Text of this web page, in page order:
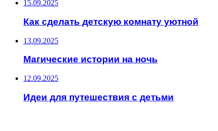
15.09.2025
Как сделать детскую комнату уютной
13.09.2025
Магические истории на ночь
12.09.2025
Идеи для путешествия с детьми